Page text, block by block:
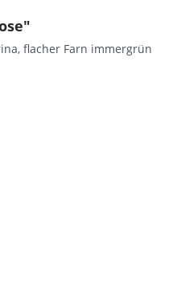
flacher Farn immergrün